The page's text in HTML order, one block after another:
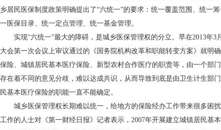
乡居民医保制度政策明确提出了“六统一”的要求：统一覆盖范围、统一
一医保目录、统一定点管理、统一基金管理。
实现“六统一”最大的障碍，是城乡医保管理权的分立。早在2013年3
大会第一次会议上审议通过的《国务院机构改革和职能转变方案》就明
保险、城镇居民基本医疗保险、新型农村合作医疗的职责等，由一个部
存在着不同的意见分歧，难以达成共识，从而导致到底是由卫生计生部
民基本医疗保险的职能一直不能确定。
城乡医保管理权长期难以统一，给地方的保险经办工作带来很多困
工作的人士对《第一财经日报》记者表示，2007年开展建立城镇居民基